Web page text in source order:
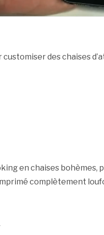
customiser des chaises
en chaises bohèmes,
complètement